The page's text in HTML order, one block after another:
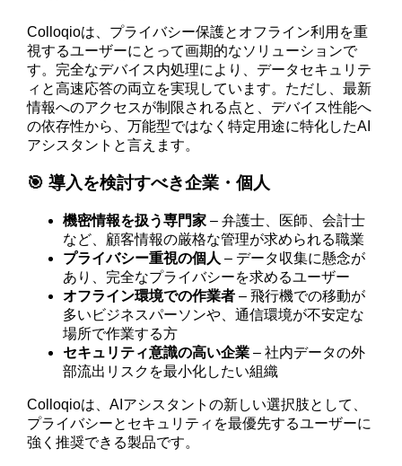
Colloqioは、プライバシー保護とオフライン利用を重
視するユーザーにとって画期的なソリューションで
す。完全なデバイス内処理により、データセキュリテ
ィと高速応答の両立を実現しています。ただし、最新
情報へのアクセスが制限される点と、デバイス性能へ
の依存性から、万能型ではなく特定用途に特化したAI
アシスタントと言えます。
🎯 導入を検討すべき企業・個人
機密情報を扱う専門家 – 弁護士、医師、会計士
など、顧客情報の厳格な管理が求められる職業
プライバシー重視の個人 – データ収集に懸念が
あり、完全なプライバシーを求めるユーザー
オフライン環境での作業者 – 飛行機での移動が
多いビジネスパーソンや、通信環境が不安定な
場所で作業する方
セキュリティ意識の高い企業 – 社内データの外
部流出リスクを最小化したい組織
Colloqioは、AIアシスタントの新しい選択肢として、
プライバシーとセキュリティを最優先するユーザーに
強く推奨できる製品です。